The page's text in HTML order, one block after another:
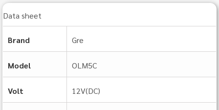
Data sheet
Brand Gre
Model OLM5C
Volt 12V(DC)